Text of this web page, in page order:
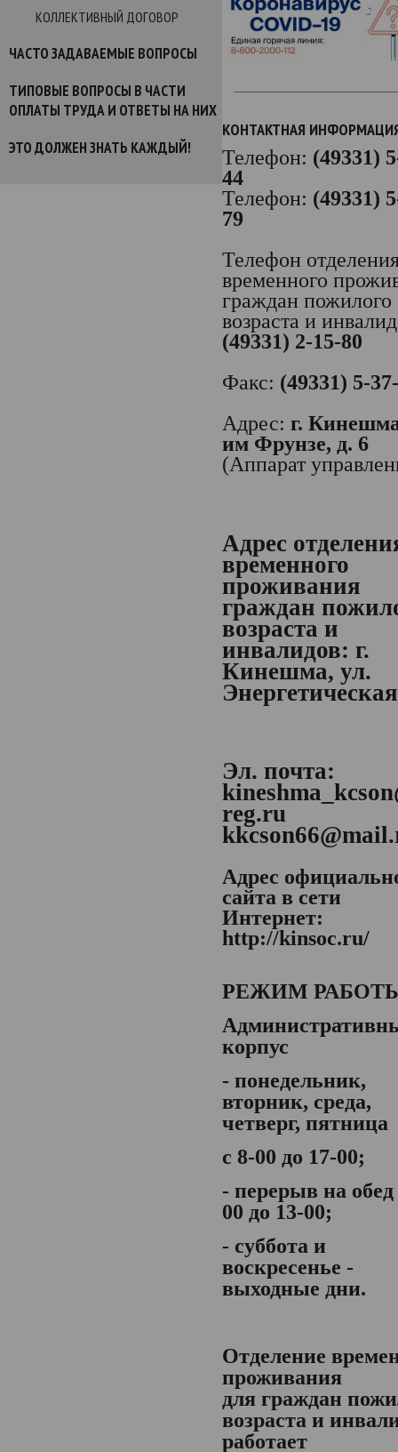
КОЛЛЕКТИВНЫЙ ДОГОВОР
ЧАСТО ЗАДАВАЕМЫЕ ВОПРОСЫ
ТИПОВЫЕ ВОПРОСЫ В ЧАСТИ
ОПЛАТЫ ТРУДА И ОТВЕТЫ НА НИХ
ЭТО ДОЛЖЕН ЗНАТЬ КАЖДЫЙ!
КОНТАКТНАЯ
Телефон: (49331)
44
Телефон: (49331)
79
Телефон
временного
граждан пожилого
возраста и
(49331) 2-15-80
Факс: (49331) 5-
Адрес: г.
им Фрунзе, д. 6
(Аппарат
Адрес
временного
проживания
граждан
возраста и
инвалидов: г.
Кинешма, ул.
Эл. почта:
reg.ru
Адрес
сайта в сети
Интернет:
http://kinsoc.ru/
РЕЖИМ
корпус
- понедельник,
вторник, среда,
четверг, пятница
с 8-00 до 17-00;
- перерыв на обед
00 до 13-00;
- суббота и
воскресенье -
выходные дни.
Отделение
проживания
для граждан
возраста и
работает